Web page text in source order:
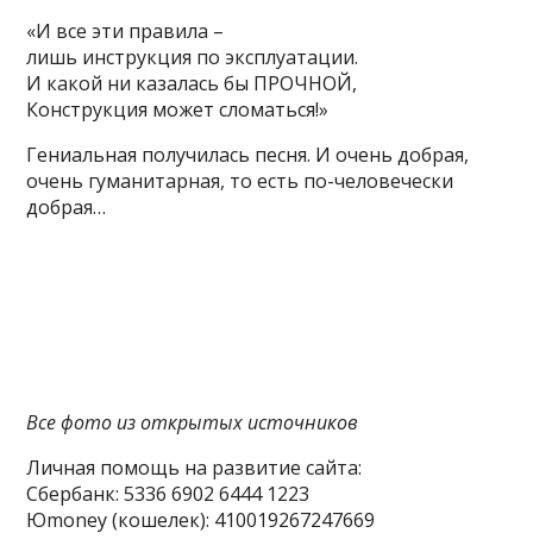
«И все эти правила –
лишь инструкция по эксплуатации.
И какой ни казалась бы ПРОЧНОЙ,
Конструкция может сломаться!»
Гениальная получилась песня. И очень добрая,
очень гуманитарная, то есть по-человечески
добрая…
Все фото из открытых источников
Личная помощь на развитие сайта:
Сбербанк: 5336 6902 6444 1223
Юmoney (кошелек): 410019267247669